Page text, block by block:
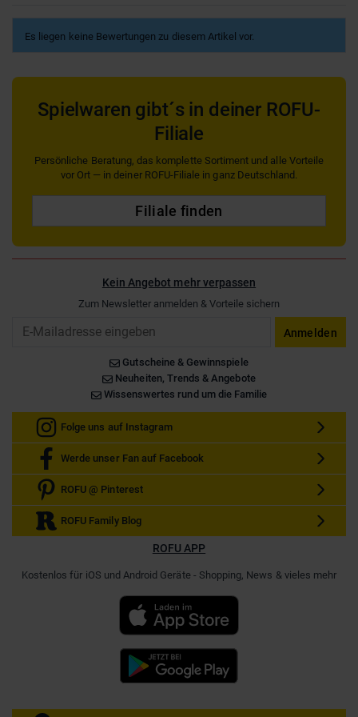
Es liegen keine Bewertungen zu diesem Artikel vor.
Spielwaren gibt´s in deiner ROFU-
Filiale
Persönliche Beratung, das komplette Sortiment und alle Vorteile
vor Ort — in deiner ROFU-Filiale in ganz Deutschland.
Filiale finden
Kein Angebot mehr verpassen
Zum Newsletter anmelden & Vorteile sichern
Anmelden
Gutscheine & Gewinnspiele
Neuheiten, Trends & Angebote
Wissenswertes rund um die Familie
Folge uns auf Instagram
Werde unser Fan auf Facebook
ROFU @ Pinterest
ROFU Family Blog
ROFU APP
Kostenlos für iOS und Android Geräte - Shopping, News & vieles mehr